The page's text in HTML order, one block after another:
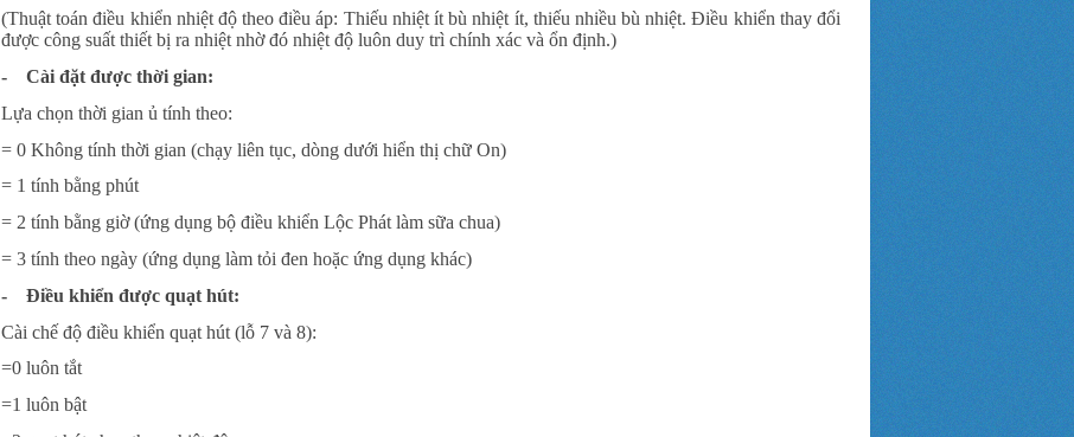
(Thuật toán điều khiển nhiệt độ theo điều áp: Thiếu nhiệt ít bù nhiệt ít, thiếu nhiều bù nhiệt. Điều khiển thay đổi
được công suất thiết bị ra nhiệt nhờ đó nhiệt độ luôn duy trì chính xác và ổn định.)
- Cài đặt được thời gian:
Lựa chọn thời gian ủ tính theo:
= 0 Không tính thời gian (chạy liên tục, dòng dưới hiển thị chữ On)
= 1 tính bằng phút
= 2 tính bằng giờ (ứng dụng bộ điều khiển Lộc Phát làm sữa chua)
= 3 tính theo ngày (ứng dụng làm tỏi đen hoặc ứng dụng khác)
- Điều khiển được quạt hút:
Cài chế độ điều khiển quạt hút (lỗ 7 và 8):
=0 luôn tắt
=1 luôn bật